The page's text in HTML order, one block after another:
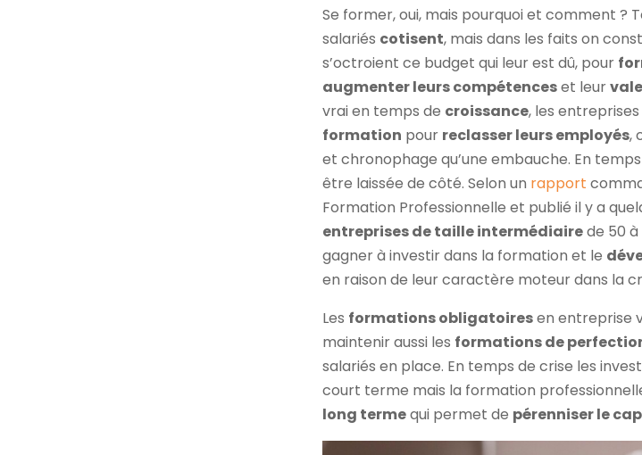
Se former, oui, mais pourquoi et comment ?
salariés cotisent, mais dans les faits on
s’octroient ce budget qui leur est dû, pour
augmenter leurs compétenceset leur
vrai en temps de croissance, les
formation pour reclasser leurs employés,
et chronophage qu’une embauche. En
être laissée de côté. Selon un rapport
Formation Professionnelle et publié il y a
entreprises de taille intermédiairede 50
gagner à investir dans la formation et le
en raison de leur caractère moteur dans la
Les formations obligatoiresen entreprise
maintenir aussi les formations de
salariés en place. En temps de crise les
court terme mais la formation
long termequi permet de pérenniser le